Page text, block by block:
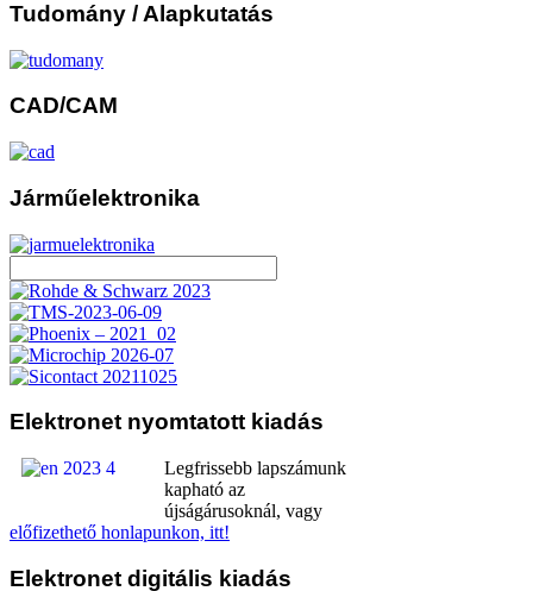
Tudomány / Alapkutatás
CAD/CAM
Járműelektronika
Elektronet nyomtatott kiadás
Legfrissebb lapszámunk
kapható az
újságárusoknál, vagy
előfizethető honlapunkon, itt!
Elektronet digitális kiadás